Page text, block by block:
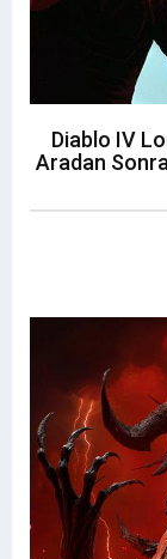
Diablo IV
Aradan